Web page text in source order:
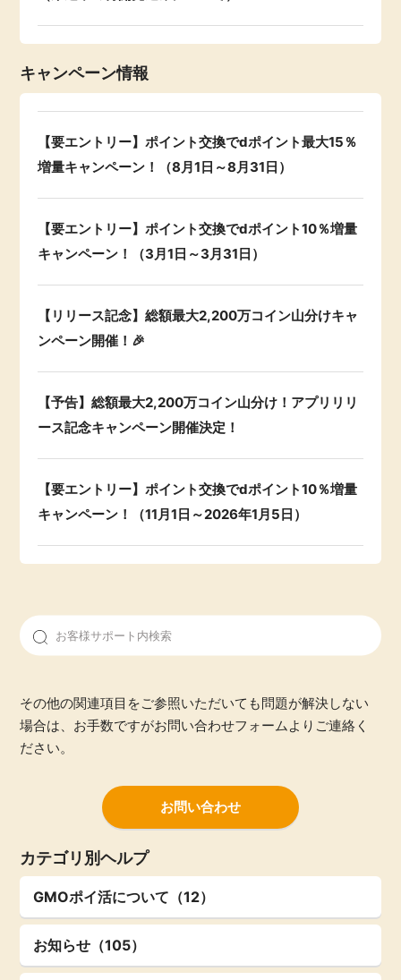
キャンペーン情報
【要エントリー】ポイント交換でdポイント最大15％
増量キャンペーン！（8月1日～8月31日）
【要エントリー】ポイント交換でdポイント10％増量
キャンペーン！（3月1日～3月31日）
【リリース記念】総額最大2,200万コイン山分けキャ
ンペーン開催！🎉
【予告】総額最大2,200万コイン山分け！アプリリリ
ース記念キャンペーン開催決定！
【要エントリー】ポイント交換でdポイント10％増量
キャンペーン！（11月1日～2026年1月5日）
その他の関連項目をご参照いただいても問題が解決しない
場合は、お手数ですがお問い合わせフォームよりご連絡く
ださい。
お問い合わせ
カテゴリ別ヘルプ
GMOポイ活について（12）
お知らせ（105）